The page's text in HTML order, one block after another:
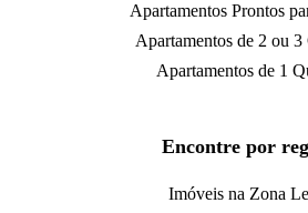
Apartamentos Prontos
Apartamentos de 2 ou 3
Apartamentos de 1
Encontre por
Imóveis na Zona